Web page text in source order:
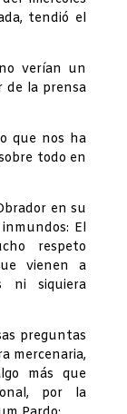
tendió el
verían un
de la prensa
que nos ha
todo en
en su
El
respeto
vienen a
ni siquiera
preguntas
mercenaria,
más que
por la